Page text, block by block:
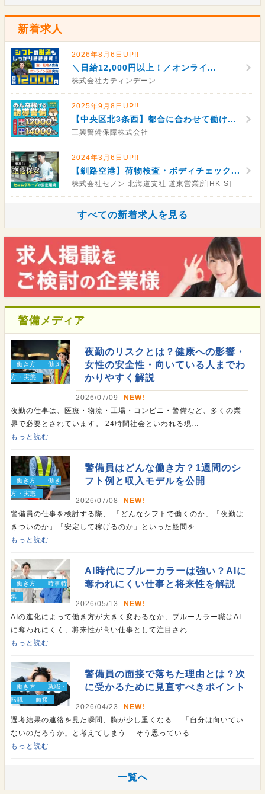
新着求人
2026年8月6日UP!!
＼日給12,000円以上！／オンライ...
株式会社カティンデーン
2025年9月8日UP!!
【中央区北3条西】都合に合わせて働け...
三興警備保障株式会社
2024年3月6日UP!!
【釧路空港】荷物検査・ボディチェック...
株式会社セノン 北海道支社 道東営業所[HK-S]
すべての新着求人を見る
警備メディア
働き方
働き
方・実態
夜勤のリスクとは？健康への影響・
女性の安全性・向いている人までわ
かりやすく解説
2026/07/09
NEW!
夜勤の仕事は、医療・物流・工場・コンビニ・警備など、多くの業
界で必要とされています。 24時間社会といわれる現…
もっと読む
働き方
働き
方・実態
警備員はどんな働き方？1週間のシ
フト例と収入モデルを公開
2026/07/08
NEW!
警備員の仕事を検討する際、 「どんなシフトで働くのか」「夜勤は
きついのか」「安定して稼げるのか」といった疑問を…
もっと読む
働き方
時事特
集
AI時代にブルーカラーは強い？AIに
奪われにくい仕事と将来性を解説
2026/05/13
NEW!
AIの進化によって働き方が大きく変わるなか、ブルーカラー職はAI
に奪われにくく、将来性が高い仕事として注目され…
もっと読む
働き方
就職・
転職
面接
警備員の面接で落ちた理由とは？次
に受かるために見直すべきポイント
2026/04/23
NEW!
選考結果の連絡を見た瞬間、胸が少し重くなる… 「自分は向いてい
ないのだろうか」と考えてしまう… そう思っている…
もっと読む
一覧へ